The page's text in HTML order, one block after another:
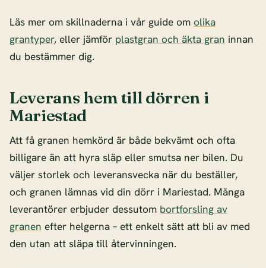
Läs mer om skillnaderna i vår guide om olika
grantyper, eller jämför plastgran och äkta gran innan
du bestämmer dig.
Leverans hem till dörren i
Mariestad
Att få granen hemkörd är både bekvämt och ofta
billigare än att hyra släp eller smutsa ner bilen. Du
väljer storlek och leveransvecka när du beställer,
och granen lämnas vid din dörr i Mariestad. Många
leverantörer erbjuder dessutom bortforsling av
granen efter helgerna – ett enkelt sätt att bli av med
den utan att släpa till återvinningen.